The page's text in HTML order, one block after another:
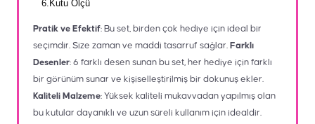
6.Kutu Ölçü
Pratik ve Efektif: Bu set, birden çok hediye için ideal bir
seçimdir. Size zaman ve maddi tasarruf sağlar. Farklı
Desenler: 6 farklı desen sunan bu set, her hediye için farklı
bir görünüm sunar ve kişiselleştirilmiş bir dokunuş ekler.
Kaliteli Malzeme: Yüksek kaliteli mukavvadan yapılmış olan
bu kutular dayanıklı ve uzun süreli kullanım için idealdir.